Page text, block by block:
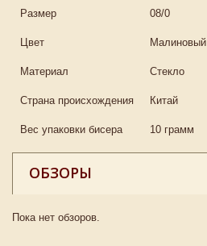
Размер 08/0
Цвет Малиновый
Материал Стекло
Страна происхождения Китай
Вес упаковки бисера 10 грамм
ОБЗОРЫ
Пока нет обзоров.